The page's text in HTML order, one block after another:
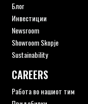
Блог
Инвестиции
Newsroom
Showroom Skopje
Sustainability
CAREERS
Работа во нашиот тим